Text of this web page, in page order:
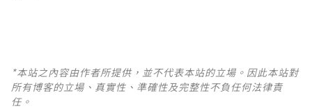
*本站之內容由作者所提供，並不代表本站的立場。因此本站對
所有博客的立場、真實性、準確性及完整性不負任何法律責
任。